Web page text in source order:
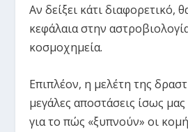
Αν δείξει κάτι διαφορετικό,
κεφάλαια στην
κοσμοχημεία.
Επιπλέον, η μελέτη της
μεγάλες αποστάσεις ίσως
για το πώς «ξυπνούν» οι